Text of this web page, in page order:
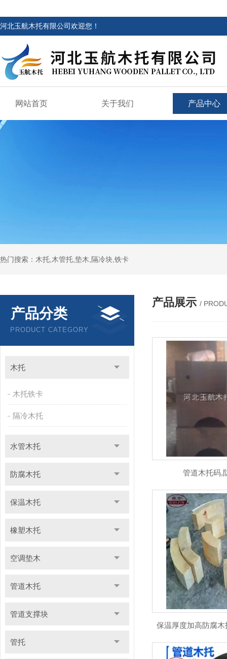
河北玉航木托有限公司欢迎您！
网站首页 关于我们 产品中心
热门搜索：木托,木管托,垫木,隔冷块,铁卡
产品分类
PRODUCT CATEGORY
木托
木托铁卡
隔冷木托
水管木托
防腐木托
保温木托
橡塑木托
空调垫木
管道木托
管道支撑块
管托
产品展示 /
管道木托码,
保温厚度加高防腐